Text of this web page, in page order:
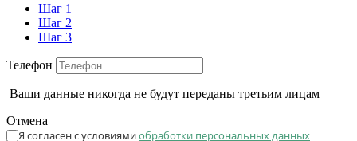
Шаг 1
Шаг 2
Шаг 3
Телефон
Ваши данные никогда не будут переданы третьим лицам
Отмена
Я согласен с условиямиобработки персональных данных